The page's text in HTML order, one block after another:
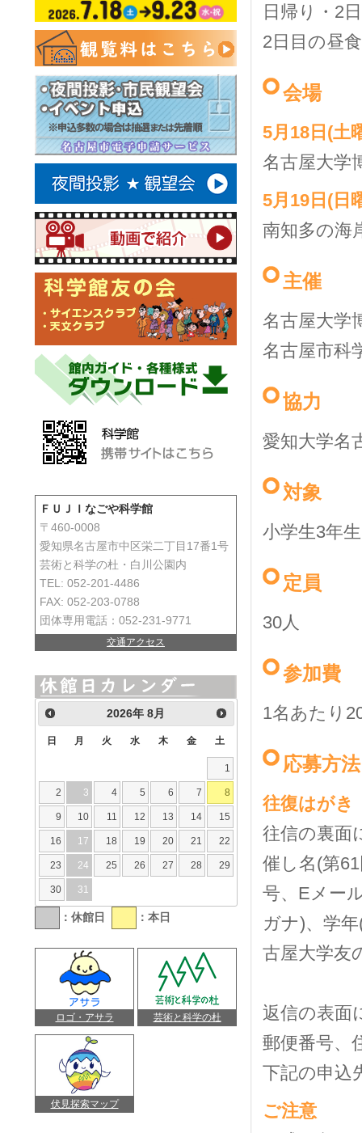
日帰り・2
2日目の昼
会場
5月18日(土
名古屋大学
5月19日(日
南知多の海
主催
名古屋大学
名古屋市科
協力
愛知大学名
対象
小学生3年
定員
30人
参加費
1名あたり
応募方法
往復はがき
往信の裏面
催し名(第
号、Eメー
ガナ)、学
古屋大学友
返信の表面
郵便番号、
下記の申込
ご注意
ＦＵＪＩなごや科学館
〒460-0008
愛知県名古屋市中区栄二丁目17番1号
芸術と科学の杜・白川公園内
TEL: 052-201-4486
FAX: 052-203-0788
団体専用電話：052-231-9771
交通アクセス
2026年8月
日 月 火 水 木 金 土
1
2 3 4 5 6 7 8
9 10 11 12 13 14 15
16 17 18 19 20 21 22
23 24 25 26 27 28 29
30 31
：休館日 ：本日
ロゴ・アサラ 芸術と科学の杜
伏見探索マップ